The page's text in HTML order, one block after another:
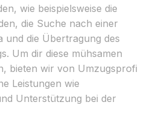
wie beispielsweise die
die Suche nach einer
und die Übertragung des
Um dir diese mühsamen
bieten wir von Umzugsprofi
Leistungen wie
Unterstützung bei der